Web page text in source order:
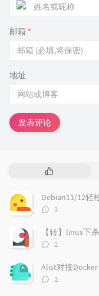
邮箱 *
地址
发表评论
热
文
章
Debian11/12轻
评
数：
3
【转】linux下
评
数：
2
Alist对接Docker
评
2